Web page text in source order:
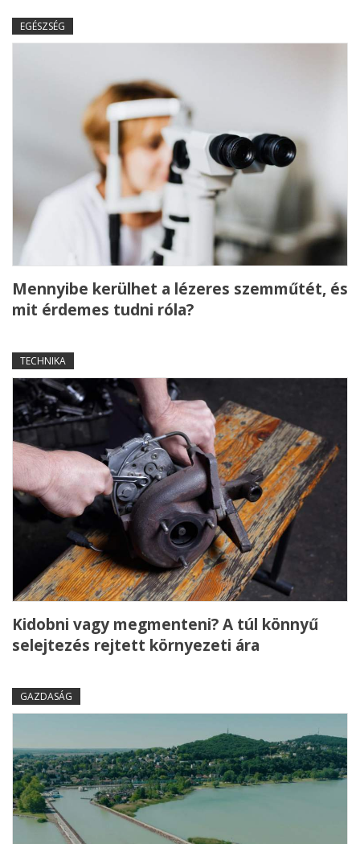
EGÉSZSÉG
Mennyibe kerülhet a lézeres szemműtét, és
mit érdemes tudni róla?
TECHNIKA
Kidobni vagy megmenteni? A túl könnyű
selejtezés rejtett környezeti ára
GAZDASÁG